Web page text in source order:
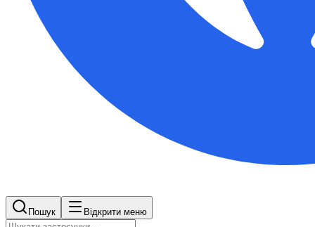
Пошук Відкрити меню